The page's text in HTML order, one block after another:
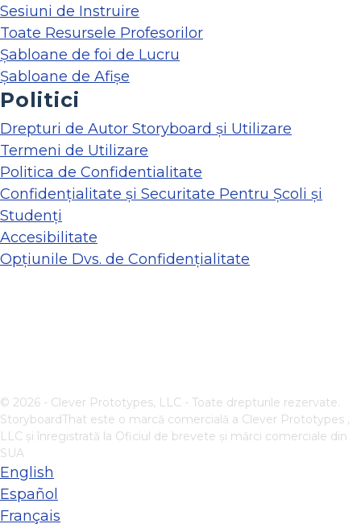
Sesiuni de Instruire
Toate Resursele Profesorilor
Șabloane de foi de Lucru
Șabloane de Afișe
Politici
Drepturi de Autor Storyboard și Utilizare
Termeni de Utilizare
Politica de Confidentialitate
Confidențialitate și Securitate Pentru Școli și
Studenți
Accesibilitate
Opțiunile Dvs. de Confidențialitate
© 2026 - Clever Prototypes, LLC - Toate drepturile rezervate.
StoryboardThat este o marcă comercială a Clever Prototypes ,
LLC și înregistrată la Oficiul de brevete și mărci comerciale din
SUA
English
Español
Français